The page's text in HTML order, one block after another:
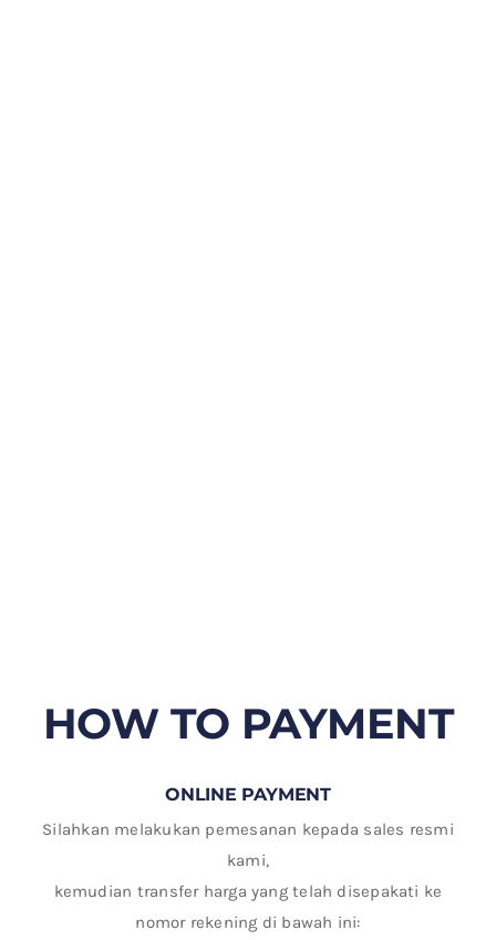
HOW TO PAYMENT
ONLINE PAYMENT
Silahkan melakukan pemesanan kepada sales resmi
kami,
kemudian transfer harga yang telah disepakati ke
nomor rekening di bawah ini: